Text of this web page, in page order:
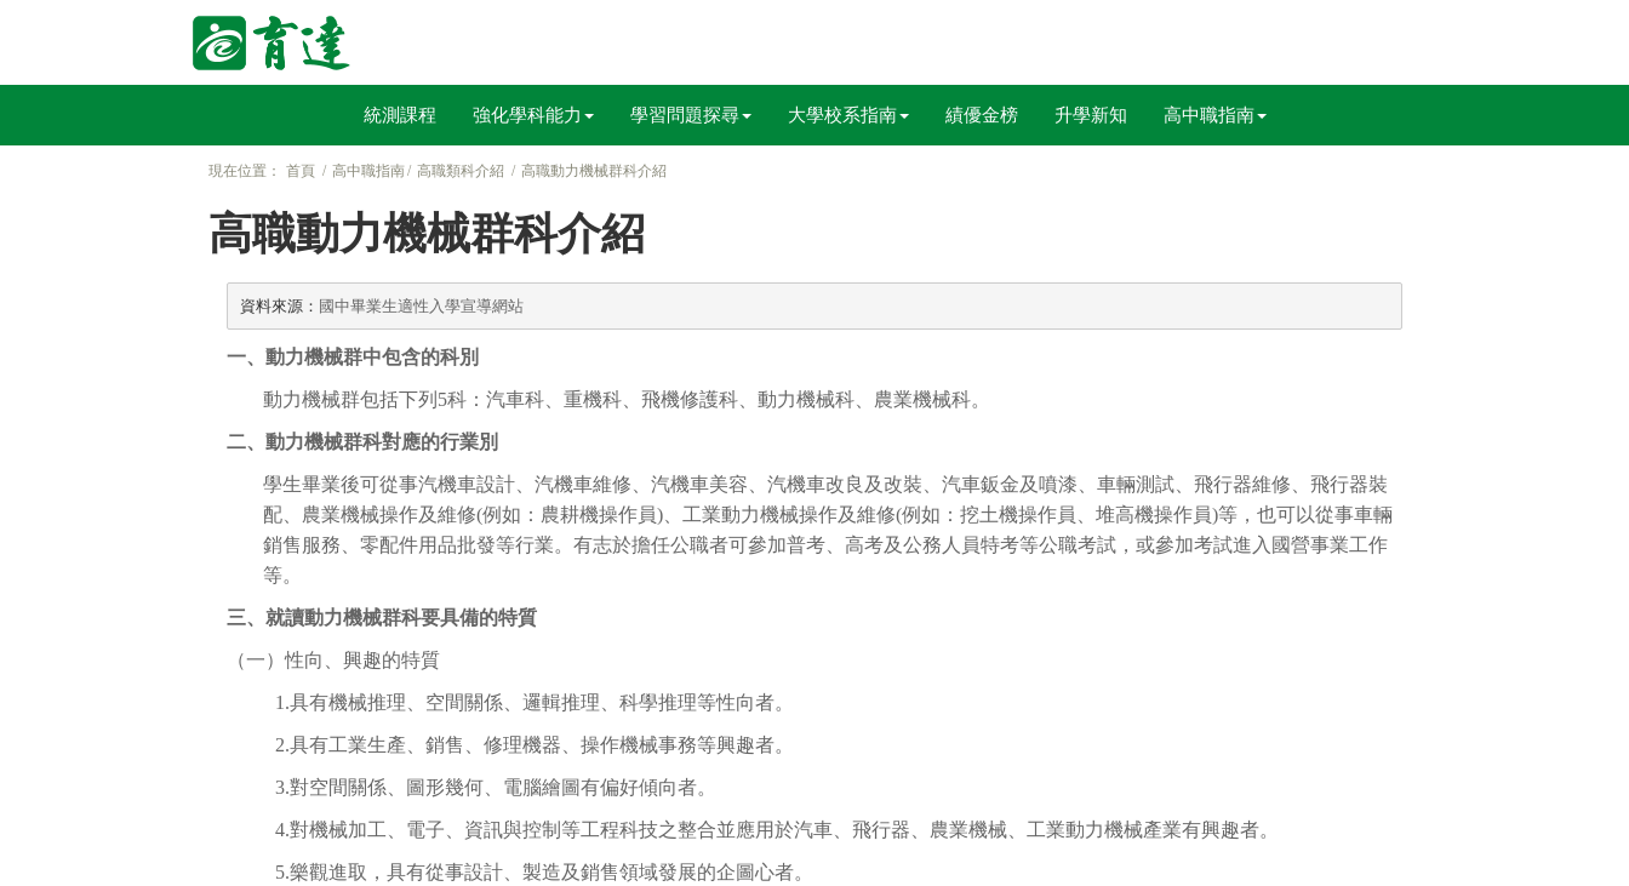
統測課程 強化學科能力 學習問題探尋 大學校系指南 績優金榜 升學新知 高中職指南
現在位置： 首頁 高中職指南 高職類科介紹 高職動力機械群科介紹
高職動力機械群科介紹
資料來源： 國中畢業生適性入學宣導網站
一、動力機械群中包含的科別
動力機械群包括下列5科：汽車科、重機科、飛機修護科、動力機械科、農業機械科。
二、動力機械群科對應的行業別
學生畢業後可從事汽機車設計、汽機車維修、汽機車美容、汽機車改良及改裝、汽車鈑金及噴漆、車輛測試、飛行器維修、飛行器裝
配、農業機械操作及維修(例如：農耕機操作員)、工業動力機械操作及維修(例如：挖土機操作員、堆高機操作員)等，也可以從事車輛
銷售服務、零配件用品批發等行業。有志於擔任公職者可參加普考、高考及公務人員特考等公職考試，或參加考試進入國營事業工作
等。
三、就讀動力機械群科要具備的特質
（一）性向、興趣的特質
1.具有機械推理、空間關係、邏輯推理、科學推理等性向者。
2.具有工業生產、銷售、修理機器、操作機械事務等興趣者。
3.對空間關係、圖形幾何、電腦繪圖有偏好傾向者。
4.對機械加工、電子、資訊與控制等工程科技之整合並應用於汽車、飛行器、農業機械、工業動力機械產業有興趣者。
5.樂觀進取，具有從事設計、製造及銷售領域發展的企圖心者。